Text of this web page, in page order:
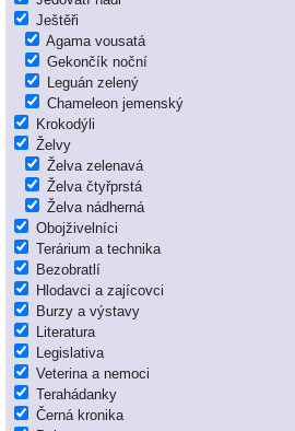
Ještěři
Agama vousatá
Gekončík noční
Leguán zelený
Chameleon jemenský
Krokodýli
Želvy
Želva zelenavá
Želva čtyřprstá
Želva nádherná
Obojživelníci
Terárium a technika
Bezobratlí
Hlodavci a zajícovci
Burzy a výstavy
Literatura
Legislativa
Veterina a nemoci
Terahádanky
Černá kronika